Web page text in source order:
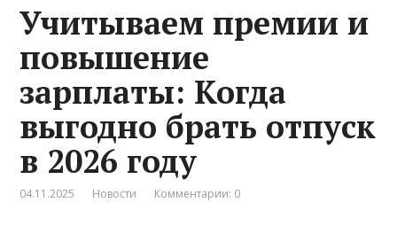
Учитываем премии и
повышение
зарплаты: Когда
выгодно брать отпуск
в 2026 году
04.11.2025 Новости Комментарии: 0